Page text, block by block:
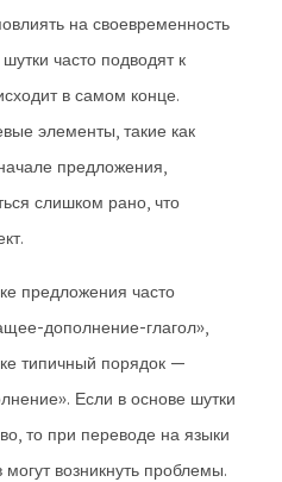
на своевременность
часто подводят к
в самом конце.
элементы, такие как
предложения,
слишком рано, что
предложения часто
дополнение-глагол»,
типичный порядок —
Если в основе шутки
то при переводе на языки
возникнуть проблемы.